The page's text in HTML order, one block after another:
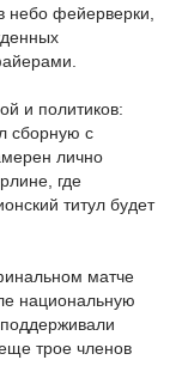
небо фейерверки,
и политиков:
сборную с
лично
где
титул будет
матче
национальную
трое членов